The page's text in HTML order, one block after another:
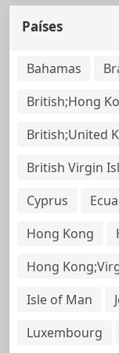
Países
Bahamas
British;Hong
British;United
British Virgin
Cyprus
Hong Kong
Hong
Isle of Man
Luxembourg